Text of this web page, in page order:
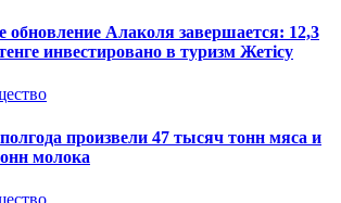
обновление Алаколя завершается: 12,3
инвестировано в туризм Жетісу
произвели 47 тысяч тонн мяса и
молока